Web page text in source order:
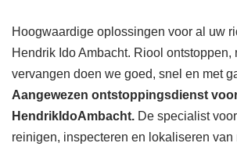
Hoogwaardige oplossingen voor al uw
Hendrik Ido Ambacht. Riool ontstoppen,
vervangen doen we goed, snel en met
Aangewezen ontstoppingsdienst
HendrikIdoAmbacht. De specialist
reinigen, inspecteren en lokaliseren van